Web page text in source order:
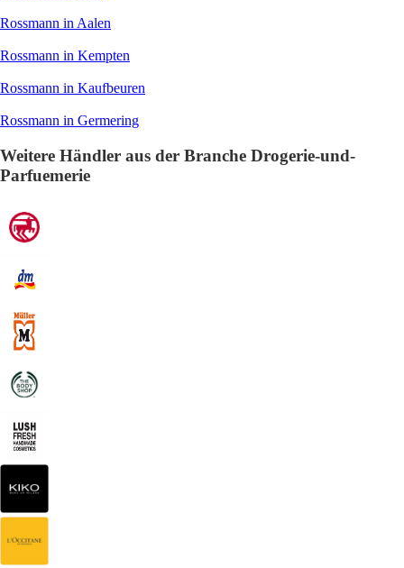
Rossmann in Aalen
Rossmann in Kempten
Rossmann in Kaufbeuren
Rossmann in Germering
Weitere Händler aus der Branche Drogerie-und-
Parfuemerie